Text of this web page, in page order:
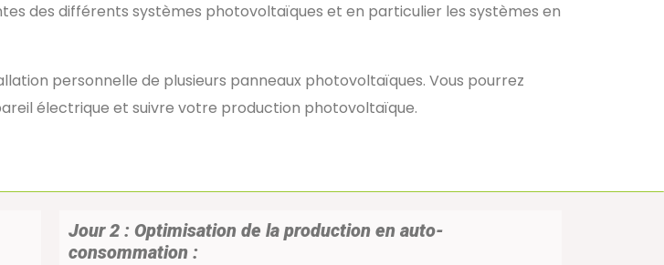
des différents systèmes photovoltaïques et en particulier les systèmes en
personnelle de plusieurs panneaux photovoltaïques. Vous pourrez
électrique et suivre votre production photovoltaïque.
Jour 2 : Optimisation de la production en auto-
consommation :